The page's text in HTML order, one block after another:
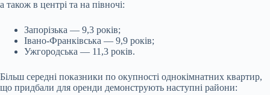
а також в центрі та на півночі:
Запорізька — 9,3 років;
Івано-Франківська — 9,9 років;
Ужгородська — 11,3 років.
Більш середні показники по окупності однокімнатних квартир,
що придбали для оренди демонструють наступні райони: